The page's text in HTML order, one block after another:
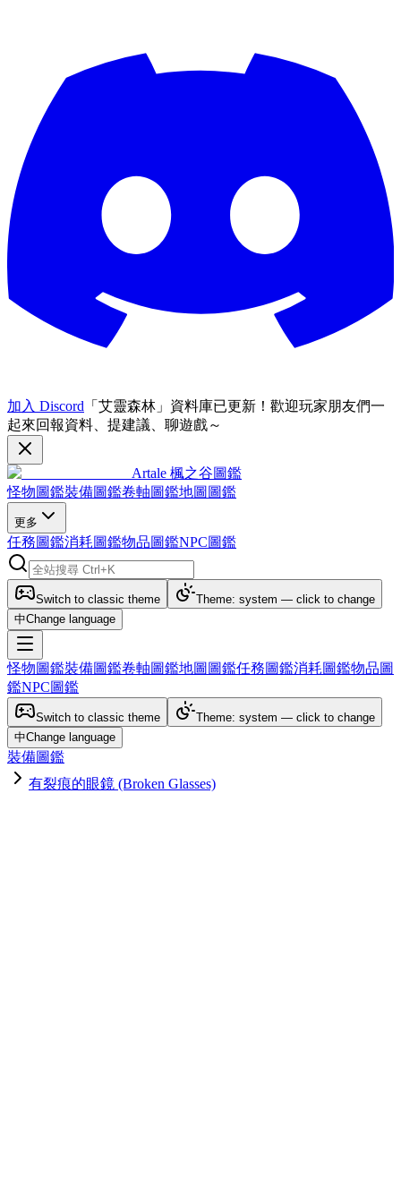
加入 Discord 「艾靈森林」資料庫已更新！歡迎玩家朋友們一
起來回報資料、提建議、聊遊戲～
Artale 楓之谷圖鑑
怪物圖鑑裝備圖鑑卷軸圖鑑地圖圖鑑
更多
任務圖鑑消耗圖鑑物品圖鑑NPC圖鑑
Switch to classic theme
Theme: system — click to change
中Change language
怪物圖鑑裝備圖鑑卷軸圖鑑地圖圖鑑任務圖鑑消耗圖鑑物品圖
鑑NPC圖鑑
Switch to classic theme
Theme: system — click to change
中Change language
裝備圖鑑
有裂痕的眼鏡 (Broken Glasses)